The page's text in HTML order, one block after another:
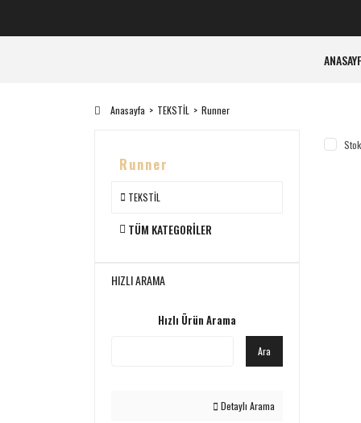
Anasayfa TEKSTİL Runner
Runner
TEKSTİL
TÜM KATEGORILER
HIZLI ARAMA
Hızlı Ürün Arama
Ara
Detaylı Arama